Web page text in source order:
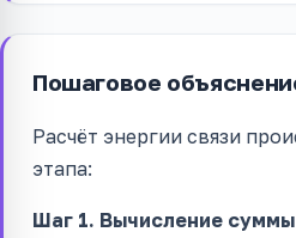
Пошаговое
Расчёт энергии связи
этапа:
Шаг 1. Вычисление